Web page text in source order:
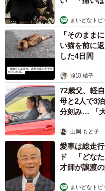
まいどなトピ
「そのまま
い猫を前に
した4日間
渡辺 晴子
72歳父、軽
母と2人で3
分刻み… 「
山岡 もと子
愛車は総走
ド 「どな
才師が譲渡
まいどなトピ